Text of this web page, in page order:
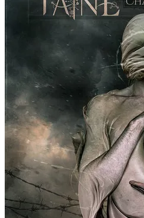
Pagina externă
Pagina externă
Pagina externă
Pagina externă
Taine
Videoclipuri